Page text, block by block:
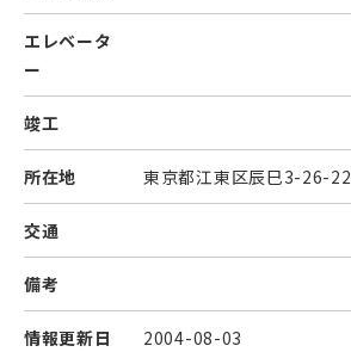
エレベータ
ー
竣工
所在地 東京都江東区辰巳3-26-22
交通
備考
情報更新日 2004-08-03